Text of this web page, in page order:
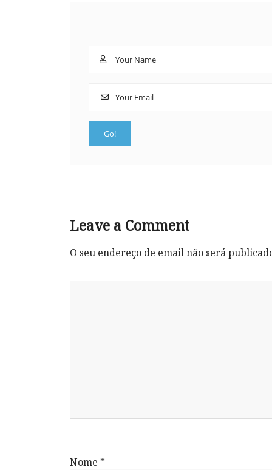
Leave a Comment
O seu endereço de email não será
Nome *